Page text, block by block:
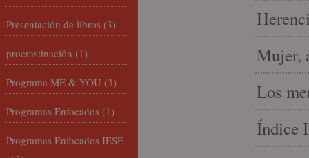
Mujer,
Los
Índice
Presentación de libros (3)
procrastinación (1)
Programa ME & YOU (3)
Programas Enfocados (1)
Programas Enfocados IESE